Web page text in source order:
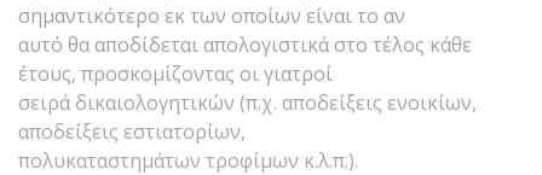
σημαντικότερο εκ των οποίων είναι το αν
αυτό θα αποδίδεται απολογιστικά στο τέλος κάθε
έτους, προσκομίζοντας οι γιατροί
σειρά δικαιολογητικών (π.χ. αποδείξεις ενοικίων,
αποδείξεις εστιατορίων,
πολυκαταστημάτων τροφίμων κ.λ.π.).